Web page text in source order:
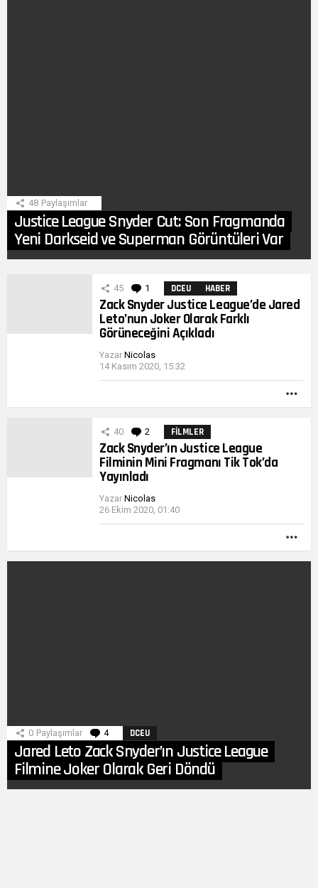
48 Paylaşımlar
Justice League Snyder Cut: Son Fragmanda
Yeni Darkseid ve Superman Görüntüleri Var
45 1 YorumDCEU HABER
Zack Snyder Justice League’de Jared
Leto’nun Joker Olarak Farklı
Görüneceğini Açıkladı
Yazar Nicolas
14 Kasım 2020, 15:32
40 2 YorumFILMLER
Zack Snyder’ın Justice League
Filminin Mini Fragmanı Tik Tok’da
Yayınladı
Yazar Nicolas
26 Ekim 2020, 01:40
0 Paylaşımlar 4 YorumDCEU
Jared Leto Zack Snyder’ın Justice League
Filmine Joker Olarak Geri Döndü